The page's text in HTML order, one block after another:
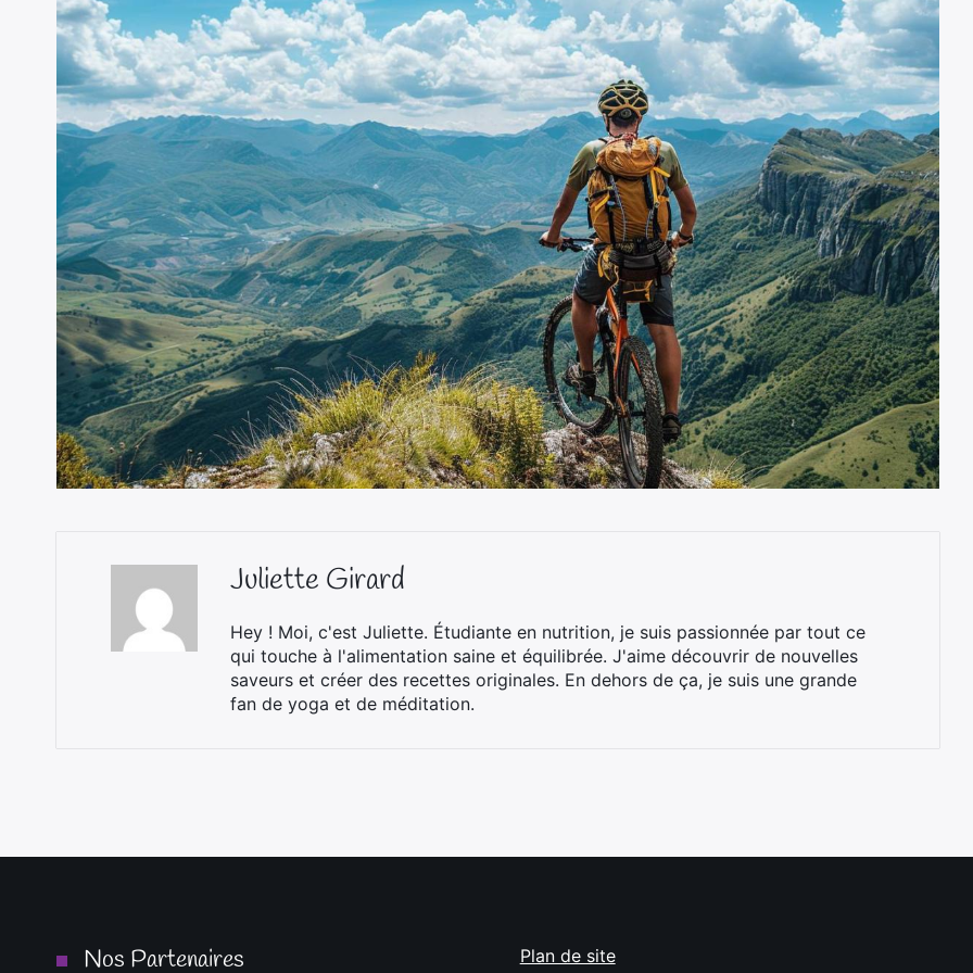
Juliette Girard
Hey ! Moi, c'est Juliette. Étudiante en nutrition, je suis passionnée par tout ce
qui touche à l'alimentation saine et équilibrée. J'aime découvrir de nouvelles
saveurs et créer des recettes originales. En dehors de ça, je suis une grande
fan de yoga et de méditation.
Nos Partenaires Plan de site